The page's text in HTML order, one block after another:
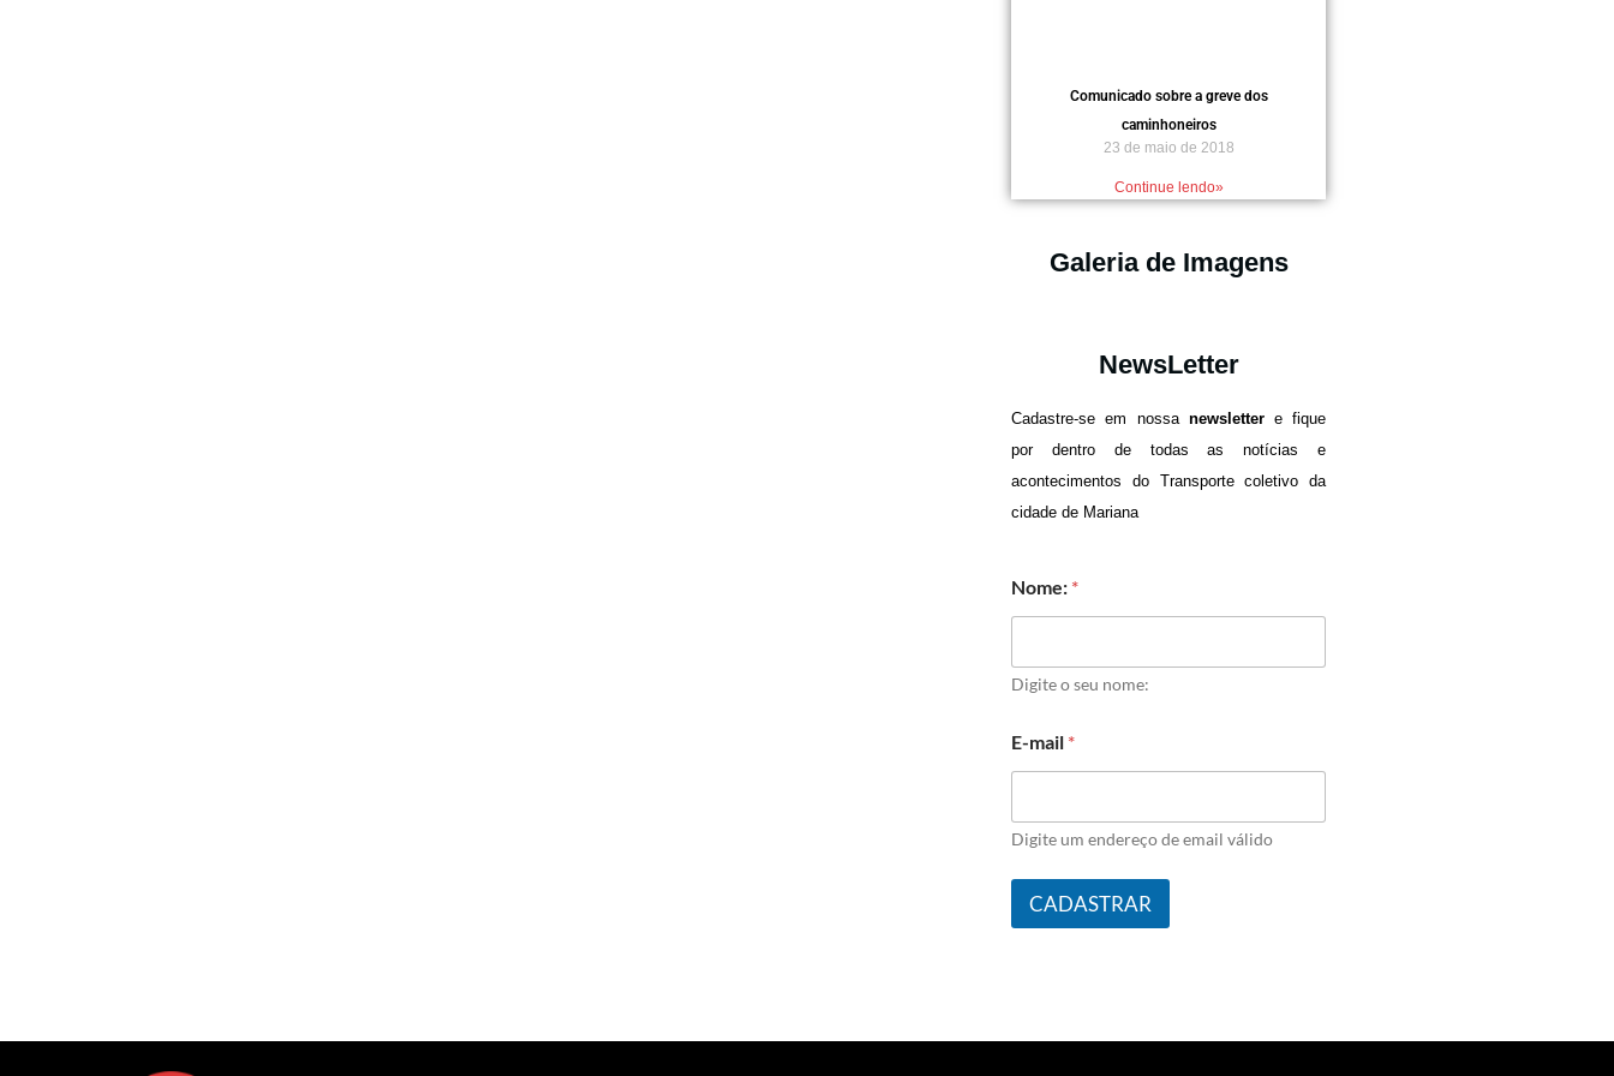
Comunicado sobre a greve dos
caminhoneiros
23 de maio de 2018
Continue lendo»
Galeria de Imagens
NewsLetter
Cadastre-se em nossa newslettere fique
por dentro de todas as notícias e
acontecimentos do Transporte coletivo da
cidade de Mariana
Nome: *
Digite o seu nome:
E-mail *
Digite um endereço de email válido
CADASTRAR